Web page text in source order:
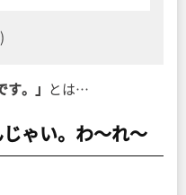
す。」 とは…
ゃい。わ〜れ〜